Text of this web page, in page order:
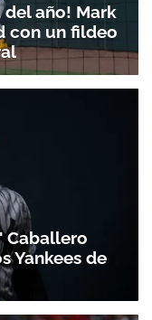
del año! Mark
con un fildeo
Caballero
Yankees de